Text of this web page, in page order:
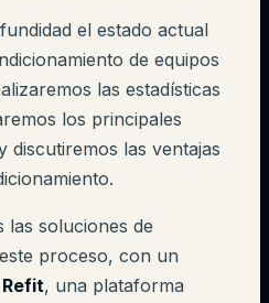
el estado actual
de equipos
las estadísticas
los principales
discutiremos las ventajas
las soluciones de
proceso, con un
Refit, una plataforma